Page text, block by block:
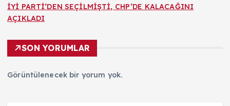
İYİ PARTİ’DEN SEÇİLMİŞTİ, CHP’DE KALACAĞINI
AÇIKLADI
SON YORUMLAR
Görüntülenecek bir yorum yok.